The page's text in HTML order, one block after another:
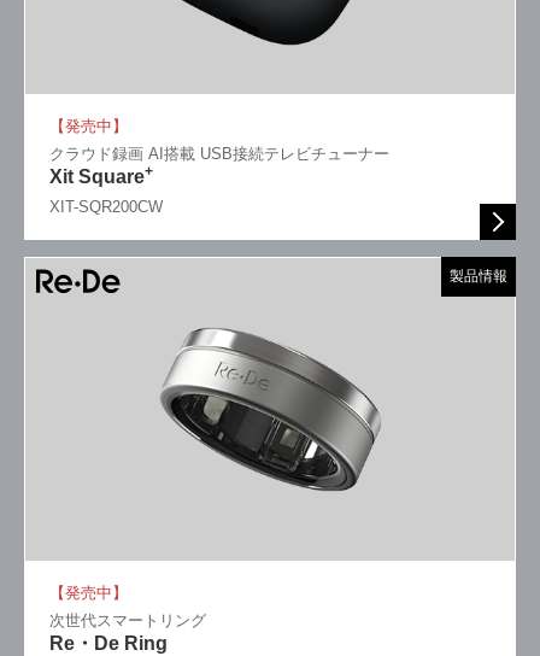
【発売中】
クラウド録画 AI搭載 USB接続テレビチューナー
Xit Square+
XIT-SQR200CW
製品情報
【発売中】
次世代スマートリング
Re・De Ring